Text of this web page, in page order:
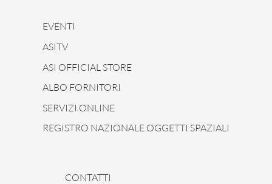
EVENTI
ASITV
ASI OFFICIAL STORE
ALBO FORNITORI
SERVIZI ONLINE
REGISTRO NAZIONALE OGGETTI SPAZIALI
CONTATTI